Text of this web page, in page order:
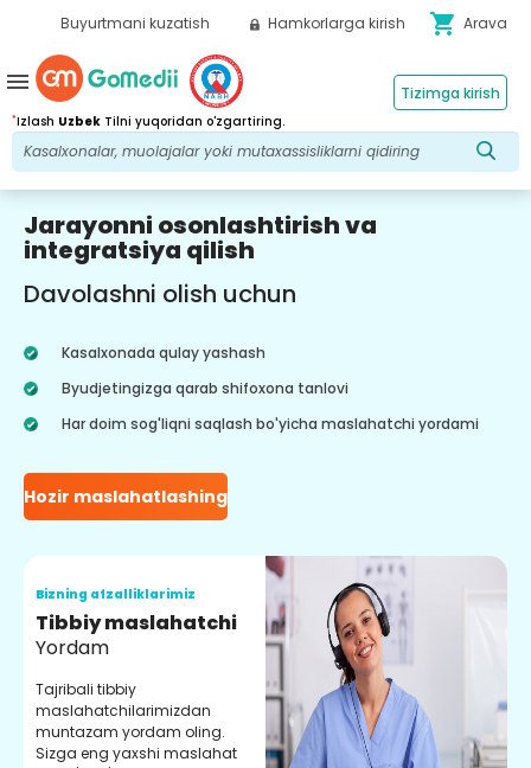
Buyurtmani kuzatish Hamkorlarga kirish shopping_cart Arava
*Izlash Uzbek Tilni yuqoridan o'zgartiring.
Tizimga kirish
menu
Jarayonni osonlashtirish va
integratsiya qilish
Davolashni olish uchun
Kasalxonada qulay yashash
Byudjetingizga qarab shifoxona tanlovi
Har doim sog'liqni saqlash bo'yicha maslahatchi yordami
Hozir maslahatlashing
Bizning afzalliklarimiz
Tibbiy maslahatchi
Yordam
Tajribali tibbiy
maslahatchilarimizdan
muntazam yordam oling.
Sizga eng yaxshi maslahat